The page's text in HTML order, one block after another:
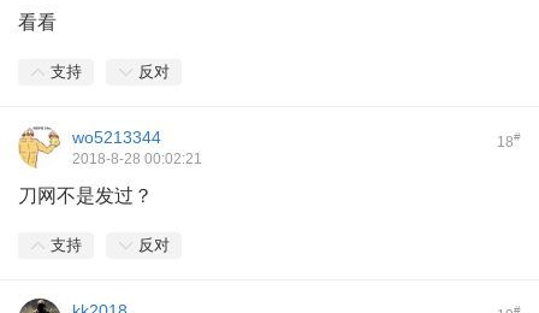
看看
支持 反对
18#
wo5213344
2018-8-28 00:02:21
刀网不是发过？
支持 反对
#